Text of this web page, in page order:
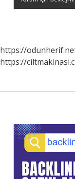
https://
https://